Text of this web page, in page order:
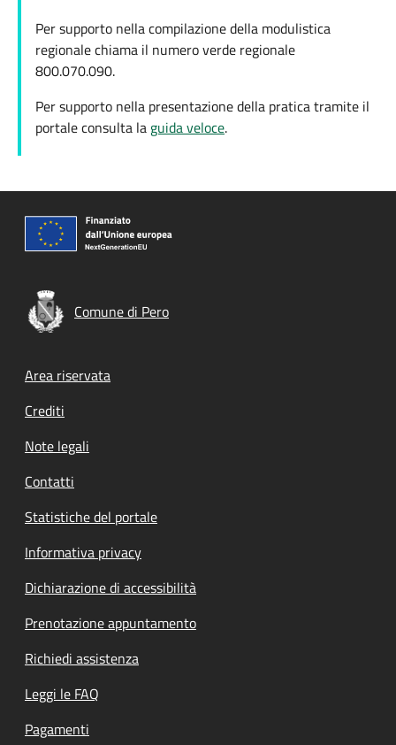
Per supporto nella compilazione della modulistica
regionale chiama il numero verde regionale
800.070.090.
Per supporto nella presentazione della pratica tramite il
portale consulta la guida veloce.
Comune di Pero
Footer menu
Area riservata
Crediti
Note legali
Contatti
Statistiche del portale
Informativa privacy
Dichiarazione di accessibilità
Prenotazione appuntamento
Richiedi assistenza
Leggi le FAQ
Pagamenti